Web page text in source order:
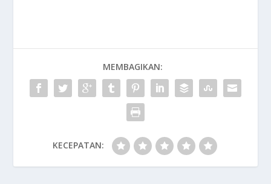
MEMBAGIKAN:
KECEPATAN: